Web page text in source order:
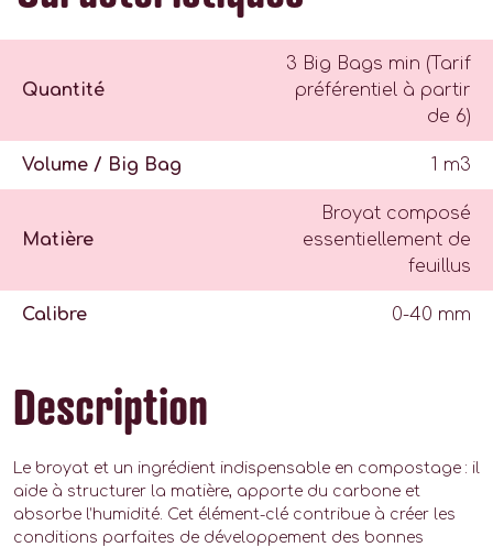
Quantité
3 Big Bags min (Tarif
préférentiel à partir
de 6)
Volume / Big Bag 1 m3
Matière
Broyat composé
essentiellement de
feuillus
Calibre 0-40 mm
Description
Le broyat et un ingrédient indispensable en compostage : il
aide à structurer la matière, apporte du carbone et
absorbe l’humidité. Cet élément-clé contribue à créer les
conditions parfaites de développement des bonnes